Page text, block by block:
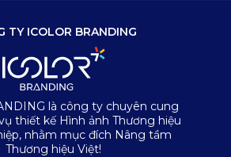
TY ICOLOR BRANDING
là công ty chuyên cung
thiết kế Hình ảnh Thương hiệu
nhằm mục đích Nâng tầm
Thương hiệu Việt!